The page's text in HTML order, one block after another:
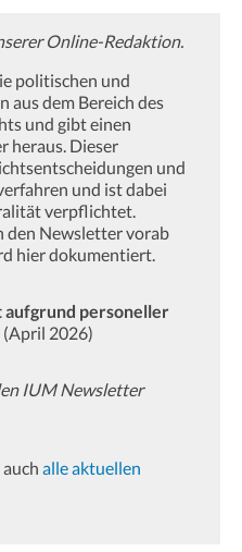
Online-Redaktion.
politischen und
aus dem Bereich des
und gibt einen
heraus. Dieser
und
und ist dabei
verpflichtet.
den Newsletter vorab
hier dokumentiert.
personeller
(April 2026)
IUM Newsletter
alle aktuellen